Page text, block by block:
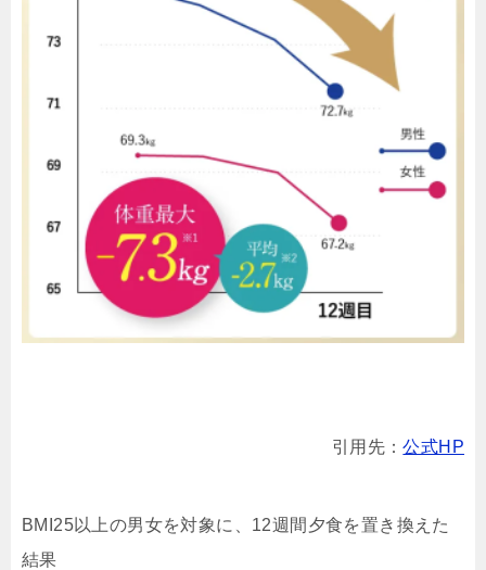
引用先：公式HP
BMI25以上の男女を対象に、12週間夕食を置き換えた
結果